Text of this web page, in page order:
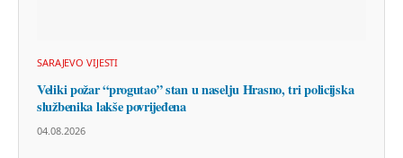
SARAJEVO VIJESTI
Veliki požar “progutao” stan u naselju Hrasno, tri policijska
službenika lakše povrijeđena
04.08.2026